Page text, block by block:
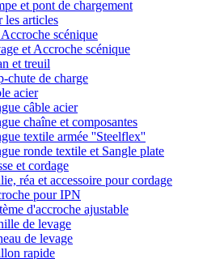
et pont de chargement
les articles
scénique
et Accroche scénique
et treuil
chute de charge
acier
câble acier
chaîne et composantes
textile armée ''Steelflex''
ronde textile et Sangle plate
et cordage
réa et accessoire pour cordage
pour IPN
d'accroche ajustable
de levage
de levage
rapide